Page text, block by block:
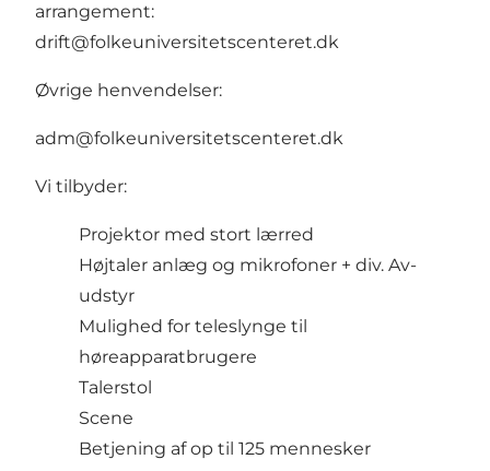
arrangement:
drift@folkeuniversitetscenteret.dk
Øvrige henvendelser:
adm@folkeuniversitetscenteret.dk
Vi tilbyder:
Projektor med stort lærred
Højtaler anlæg og mikrofoner + div. Av-
udstyr
Mulighed for teleslynge til
høreapparatbrugere
Talerstol
Scene
Betjening af op til 125 mennesker